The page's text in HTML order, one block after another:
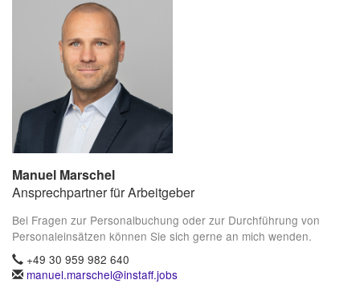
Manuel Marschel
Ansprechpartner für Arbeitgeber
Bei Fragen zur Personalbuchung oder zur Durchführung von
Personaleinsätzen können Sie sich gerne an mich wenden.
+49 30 959 982 640
manuel.marschel@instaff.jobs